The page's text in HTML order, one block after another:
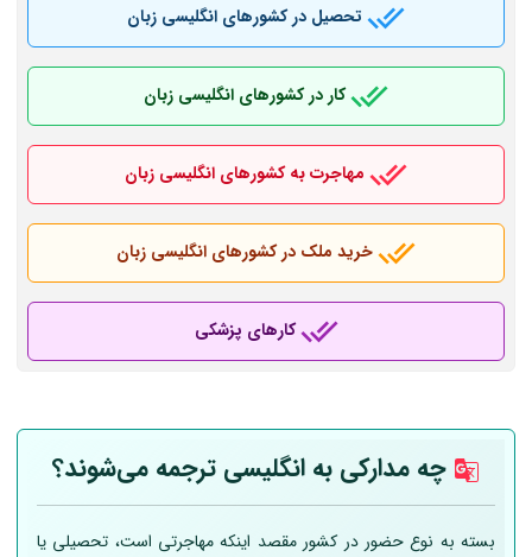
تحصیل در کشورهای انگلیسی زبان
کار در کشورهای انگلیسی زبان
مهاجرت به کشورهای انگلیسی زبان
خرید ملک در کشورهای انگلیسی زبان
کارهای پزشکی
چه مدارکی به انگلیسی ترجمه می‌شوند؟
بسته به نوع حضور در کشور مقصد اینکه مهاجرتی است، تحصیلی یا